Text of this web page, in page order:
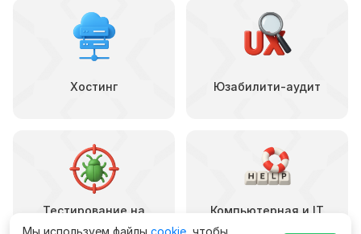
Хостинг Юзабилити-аудит
Тестирование на
ошибки
Компьютерная и IT
Мы используем файлы cookie , чтобы